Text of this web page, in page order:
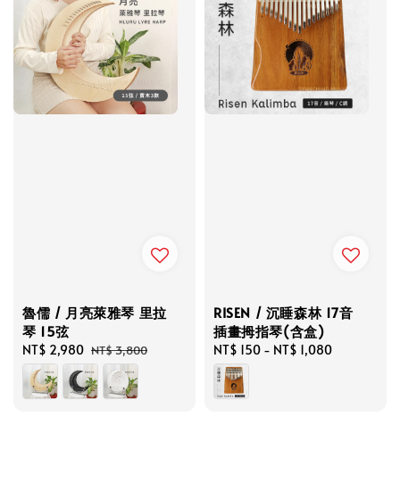
魯儒 / 月亮萊雅琴 里拉
琴 15弦
Sale
price
NT$ 2,980 Regular
price
NT$ 3,800
RISEN / 沉睡森林 17音
插畫拇指琴(含盒)
Regular
price
NT$ 150 - NT$ 1,080